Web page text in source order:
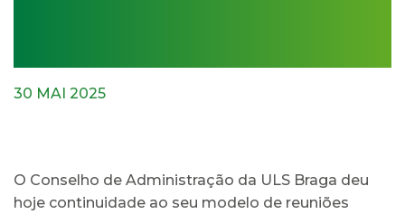
30 MAI 2025
O Conselho de Administração da ULS Braga deu
hoje continuidade ao seu modelo de reuniões